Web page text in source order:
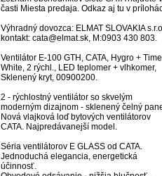
časti Miesta predaja. Odkaz aj tu v
Výhradný dovozca: ELMAT SLOVAKIA
kontakt: cata@elmat.sk, M:0903 430 803.
Ventilátor E-100 GTH, CATA, Hygro +
White, 2 rýchl., LED teplomer + vlhkomer,
Sklenený kryt, 00900200.
2 - rýchlostný ventilátor so skvelým
moderným dizajnom - sklenený čelný
Nová vlajková loď bytových ventilátorov
CATA. Najpredávanejší model.
Séria ventilátorov E GLASS od CATA.
Jednoduchá elegancia, energetická
účinnosť.